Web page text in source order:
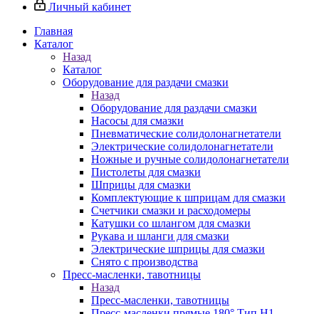
Личный кабинет
Главная
Каталог
Назад
Каталог
Оборудование для раздачи смазки
Назад
Оборудование для раздачи смазки
Насосы для смазки
Пневматические солидолонагнетатели
Электрические солидолонагнетатели
Ножные и ручные солидолонагнетатели
Пистолеты для смазки
Шприцы для смазки
Комплектующие к шприцам для смазки
Счетчики смазки и расходомеры
Катушки со шлангом для смазки
Рукава и шланги для смазки
Электрические шприцы для смазки
Снято с производства
Пресс-масленки, тавотницы
Назад
Пресс-масленки, тавотницы